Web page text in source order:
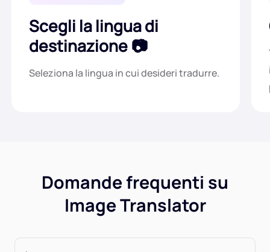
Scegli la lingua di
destinazione
Seleziona la lingua in cui desideri tradurre.
Domande frequenti su
Image Translator